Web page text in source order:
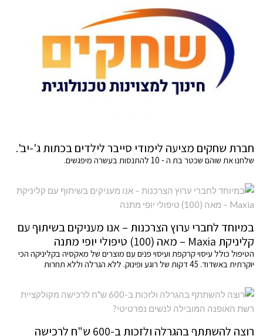
חברת שחקים מציעה לימודי סייבר לילדים בכתות ג'-יב'.
שלחנו את שוהם שכטר בת ה - 10 להתנסות בעשרה מיפגשים.
במיוחד לחברי ערוץ הצרכנות – אנו מעניקים בשיתוף עם
קליניקת Maxia – מאה (100) טיפולי יופי מתנה
הטיפול כולל עיסוי קרקפת ועיסוי פנים עם מוצרים של מאקסיה בקליניקה הכי
יוקרתית באשדוד. 45 דקות של רוגע ופינוק. ללא הגרלה וללא תחרות
רוצה להשתתף בהגרלה ולזכות ב-600 ש"ח לרכישה